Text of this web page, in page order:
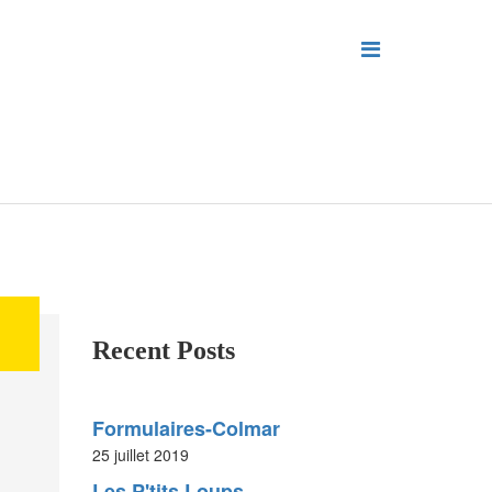
Recent Posts
Formulaires-Colmar
25 juillet 2019